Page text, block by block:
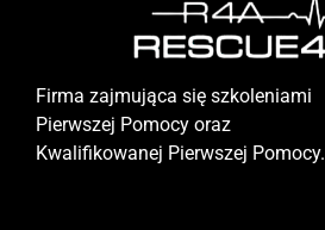
Firma zajmująca się szkoleniami
Pierwszej Pomocy oraz
Kwalifikowanej Pierwszej Pomocy.